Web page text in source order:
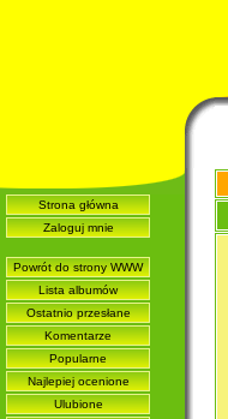
Strona główna
Zaloguj mnie
Powrót do strony WWW
Lista albumów
Ostatnio przesłane
Komentarze
Popularne
Najlepiej ocenione
Ulubione